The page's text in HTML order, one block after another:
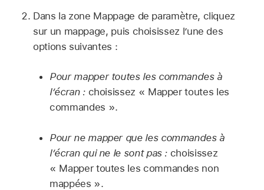
Dans la zone Mappage de paramètre, cliquez
sur un mappage, puis choisissez l’une des
options suivantes :
Pour mapper toutes les commandes à
l’écran :choisissez « Mapper toutes les
commandes ».
Pour ne mapper que les commandes à
l’écran qui ne le sont pas : choisissez
« Mapper toutes les commandes non
mappées ».